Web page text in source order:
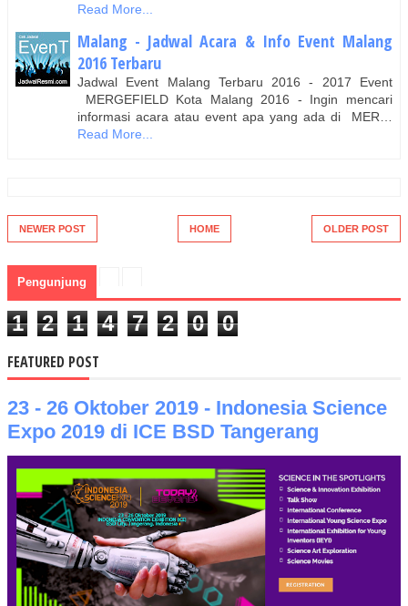
Read More...
Malang - Jadwal Acara & Info Event Malang
2016 Terbaru
Jadwal Event Malang Terbaru 2016 - 2017 Event
MERGEFIELD Kota Malang 2016 - Ingin mencari
informasi acara atau event apa yang ada di MER…
Read More...
NEWER POST OLDER POST
HOME
Pengunjung
1 2 1 4 7 2 0 0
FEATURED POST
23 - 26 Oktober 2019 - Indonesia Science
Expo 2019 di ICE BSD Tangerang